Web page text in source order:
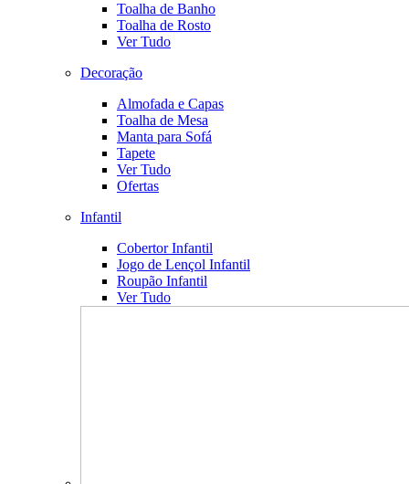
Toalha de Banho
Toalha de Rosto
Ver Tudo
Decoração
Almofada e Capas
Toalha de Mesa
Manta para Sofá
Tapete
Ver Tudo
Ofertas
Infantil
Cobertor Infantil
Jogo de Lençol Infantil
Roupão Infantil
Ver Tudo